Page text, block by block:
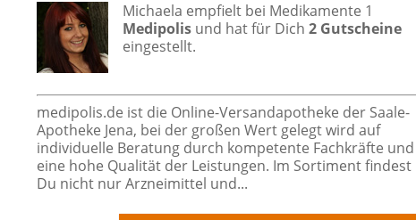
Michaela empfielt bei Medikamente 1
Medipolisund hat für Dich 2 Gutscheine
eingestellt.
medipolis.de ist die Online-Versandapotheke der Saale-
Apotheke Jena, bei der großen Wert gelegt wird auf
individuelle Beratung durch kompetente Fachkräfte und
eine hohe Qualität der Leistungen. Im Sortiment findest
Du nicht nur Arzneimittel und...